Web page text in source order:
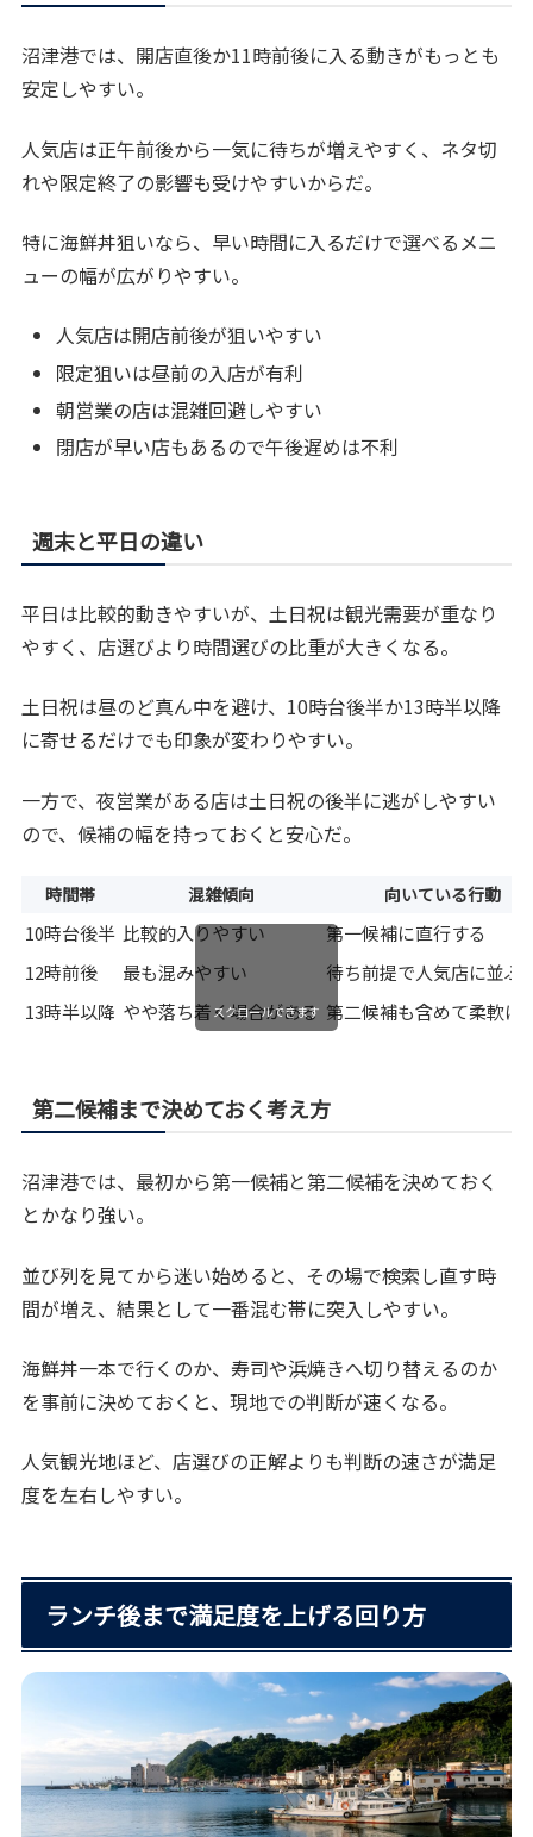
沼津港では、開店直後か11時前後に入る動きがもっとも
安定しやすい。
人気店は正午前後から一気に待ちが増えやすく、ネタ切
れや限定終了の影響も受けやすいからだ。
特に海鮮丼狙いなら、早い時間に入るだけで選べるメニ
ューの幅が広がりやすい。
人気店は開店前後が狙いやすい
限定狙いは昼前の入店が有利
朝営業の店は混雑回避しやすい
閉店が早い店もあるので午後遅めは不利
週末と平日の違い
平日は比較的動きやすいが、土日祝は観光需要が重なり
やすく、店選びより時間選びの比重が大きくなる。
土日祝は昼のど真ん中を避け、10時台後半か13時半以降
に寄せるだけでも印象が変わりやすい。
一方で、夜営業がある店は土日祝の後半に逃がしやすい
ので、候補の幅を持っておくと安心だ。
時間帯 混雑傾向 向いている行動
10時台後半 比較的入りやすい
第一候補に直行する
12時前後
最も混みやすい
待ち前提で人気店に並ぶ
13時半以降 やや落ち着く場合がある 第二候補も含めて柔軟に
スクロールできます
第二候補まで決めておく考え方
沼津港では、最初から第一候補と第二候補を決めておく
とかなり強い。
並び列を見てから迷い始めると、その場で検索し直す時
間が増え、結果として一番混む帯に突入しやすい。
海鮮丼一本で行くのか、寿司や浜焼きへ切り替えるのか
を事前に決めておくと、現地での判断が速くなる。
人気観光地ほど、店選びの正解よりも判断の速さが満足
度を左右しやすい。
ランチ後まで満足度を上げる回り方